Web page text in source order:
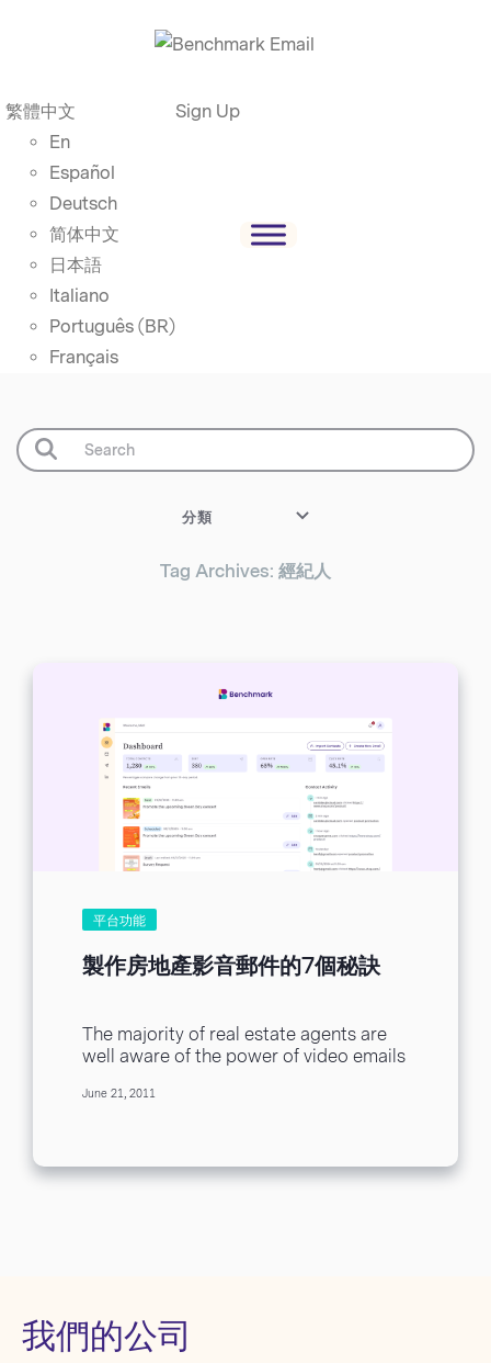
繁體中文
En
Español
Deutsch
简体中文
日本語
Italiano
Português (BR)
Français
Sign Up
分類
Tag Archives: 經紀人
平台功能
製作房地產影音郵件的7個秘訣
The majority of real estate agents are
well aware of the power of video emails
June 21, 2011
我們的公司